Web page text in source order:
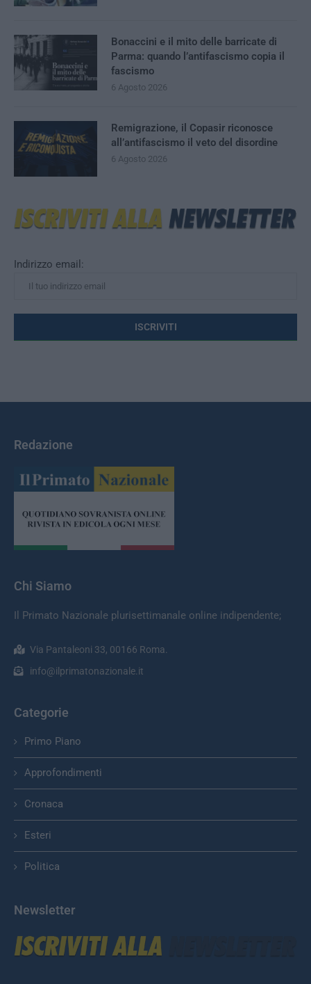
Indirizzo email:
Bonaccini e il mito delle barricate di
Parma: quando l’antifascismo copia il
fascismo
6 Agosto 2026
Remigrazione, il Copasir riconosce
all’antifascismo il veto del disordine
6 Agosto 2026
Redazione
Chi Siamo
Il Primato Nazionale plurisettimanale online indipendente;
Via Pantaleoni 33, 00166 Roma.
info@ilprimatonazionale.it
Categorie
Primo Piano
Approfondimenti
Cronaca
Esteri
Politica
Newsletter